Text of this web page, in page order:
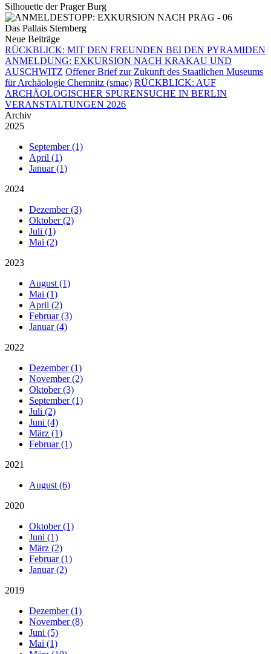
Silhouette der Prager Burg
Das Pallais Sternberg
Neue Beiträge
RÜCKBLICK: MIT DEN FREUNDEN BEI DEN PYRAMIDEN
ANMELDUNG: EXKURSION NACH KRAKAU UND
AUSCHWITZ Offener Brief zur Zukunft des Staatlichen Museums
für Archäologie Chemnitz (smac) RÜCKBLICK: AUF
ARCHÄOLOGISCHER SPURENSUCHE IN BERLIN
VERANSTALTUNGEN 2026
Archiv
2025
September (1)
April (1)
Januar (1)
2024
Dezember (3)
Oktober (2)
Juli (1)
Mai (2)
2023
August (1)
Mai (1)
April (2)
Februar (3)
Januar (4)
2022
Dezember (1)
November (2)
Oktober (3)
September (1)
Juli (2)
Juni (4)
März (1)
Februar (1)
2021
August (6)
2020
Oktober (1)
Juni (1)
März (2)
Februar (1)
Januar (2)
2019
Dezember (1)
November (8)
Juni (5)
Mai (1)